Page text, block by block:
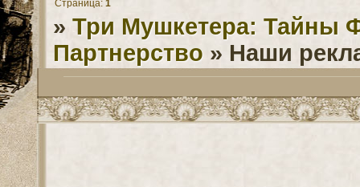
Страница:1
» Три Мушкетера: Тайны
Партнерство » Наши